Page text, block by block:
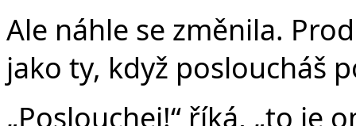
Ale náhle se změnila.
jako ty, když posloucháš
„Poslouchej!“ říká, „to je